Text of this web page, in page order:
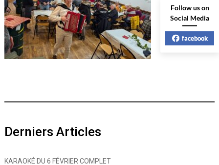
Derniers Articles
KARAOKÉ DU 6 FÉVRIER COMPLET
Follow us on
Social Media
facebook